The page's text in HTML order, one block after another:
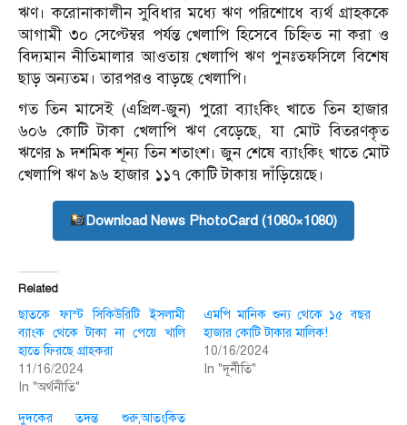
ঋণ। করোনাকালীন সুবিধার মধ্যে ঋণ পরিশোধে ব্যর্থ গ্রাহককে
আগামী ৩০ সেপ্টেম্বর পর্যন্ত খেলাপি হিসেবে চিহ্নিত না করা ও
বিদ্যমান নীতিমালার আওতায় খেলাপি ঋণ পুনঃতফসিলে বিশেষ
ছাড় অন্যতম। তারপরও বাড়ছে খেলাপি।
গত তিন মাসেই (এপ্রিল-জুন) পুরো ব্যাংকিং খাতে তিন হাজার
৬০৬ কোটি টাকা খেলাপি ঋণ বেড়েছে, যা মোট বিতরণকৃত
ঋণের ৯ দশমিক শূন্য তিন শতাংশ। জুন শেষে ব্যাংকিং খাতে মোট
খেলাপি ঋণ ৯৬ হাজার ১১৭ কোটি টাকায় দাঁড়িয়েছে।
Download News PhotoCard (1080×1080)
Related
ছাত‌কে ফাস্ট সিকিউরিটি ইসলামী
ব্যাংক থেকে টাকা না পেয়ে খালি
হাতে ফির‌ছে গ্রাহকরা
11/16/2024
In "অর্থনীতি"
এমপি মানিক শুন্য থেকে ১৫ বছর
হাজার কোটি টাকার মালিক!
10/16/2024
In "দূর্নীতি"
দুদ‌কের তদন্ত শুরু,আতং‌কিত